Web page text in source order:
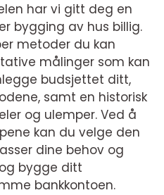
har vi gitt deg en
bygging av hus billig.
metoder du kan
målinger som kan
budsjettet ditt,
samt en historisk
og ulemper. Ved å
kan du velge den
dine behov og
bygge ditt
bankkontoen.